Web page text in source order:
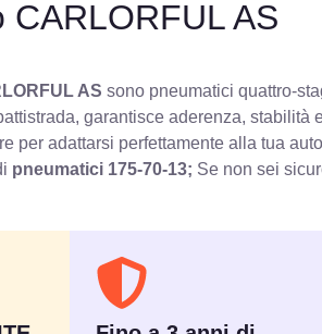
CARLORFUL AS
AS sono pneumatici quattro-
garantisce aderenza,
per adattarsi perfettamente alla tua
pneumatici 175-70-13; Se non sei